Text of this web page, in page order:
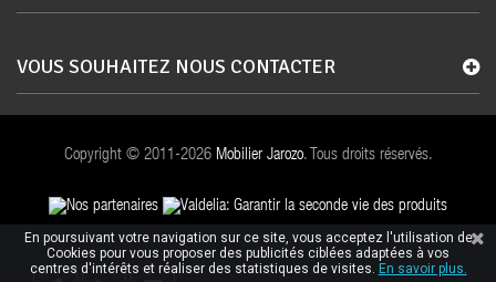
VOUS SOUHAITEZ NOUS CONTACTER
Copyright © 2011-2026 Mobilier Jarozo. Tous droits réservés.
En poursuivant votre navigation sur ce site, vous acceptez l'utilisation de
Cookies pour vous proposer des publicités ciblées adaptées à vos
centres d'intérêts et réaliser des statistiques de visites. En savoir plus.